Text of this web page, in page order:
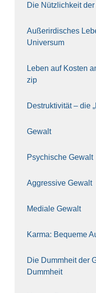
Die Nütz­lich­keit
Außer­ir­di­sches
Uni­ver­sum
Leben auf Kos­ten
zip
Destruk­ti­vi­tät – die
Gewalt
Psy­chi­sche Gewalt
Aggres­si­ve Gewalt
Media­le Gewalt
Kar­ma: Beque­me
Die Dumm­heit der
Dumm­heit